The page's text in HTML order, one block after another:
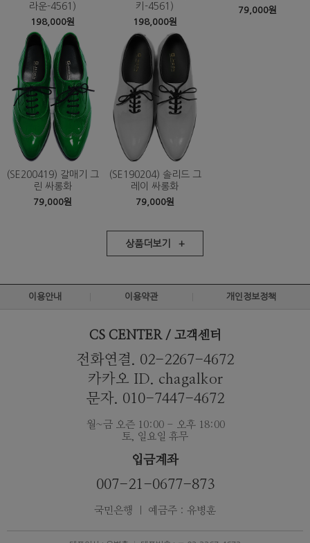
라운-4561)
198,000원
키-4561)
198,000원
79,000원
(SE200419) 갈매기 그
린 싸롱화
79,000원
(SE190204) 솔리드 그
레이 싸롱화
79,000원
상품더보기 +
이용안내 이용약관 개인정보정책
CS CENTER / 고객센터
전화연결. 02-2267-4672
카카오 ID. chagalkor
문자. 010-7447-4672
월~금 오즌 10:00 - 오후 18:00
토, 일요일 휴무
입금계좌
007-21-0677-873
국민은행 ｜ 예금주 : 유병훈